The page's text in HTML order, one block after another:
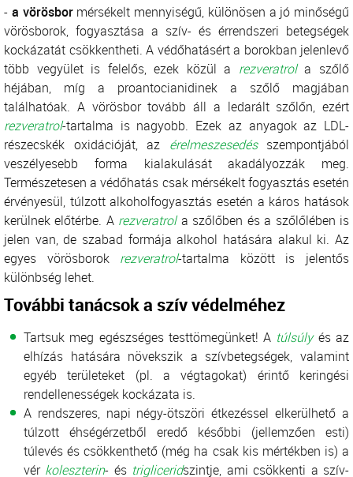
- a vörösbormérsékelt mennyiségű, különösen a jó minőségű
vörösborok, fogyasztása a szív- és érrendszeri betegségek
kockázatát csökkentheti. A védőhatásért a borokban jelenlevő
több vegyület is felelős, ezek közül a rezveratrola szőlő
héjában, míg a proantocianidinek a szőlő magjában
találhatóak. A vörösbor tovább áll a ledarált szőlőn, ezért
rezveratrol-tartalma is nagyobb. Ezek az anyagok az LDL-
részecskék oxidációját, az érelmeszesedésszempontjából
veszélyesebb forma kialakulását akadályozzák meg.
Természetesen a védőhatás csak mérsékelt fogyasztás esetén
érvényesül, túlzott alkoholfogyasztás esetén a káros hatások
kerülnek előtérbe. A rezveratrola szőlőben és a szőlőlében is
jelen van, de szabad formája alkohol hatására alakul ki. Az
egyes vörösborok rezveratrol-tartalma között is jelentős
különbség lehet.
További tanácsok a szív védelméhez
Tartsuk meg egészséges testtömegünket! A túlsúlyés az
elhízás hatására növekszik a szívbetegségek, valamint
egyéb területeket (pl. a végtagokat) érintő keringési
rendellenességek kockázata is.
A rendszeres, napi négy-ötszöri étkezéssel elkerülhető a
túlzott éhségérzetből eredő későbbi (jellemzően esti)
túlevés és csökkenthető (még ha csak kis mértékben is) a
vér koleszterin- és trigliceridszintje, ami csökkenti a szív-